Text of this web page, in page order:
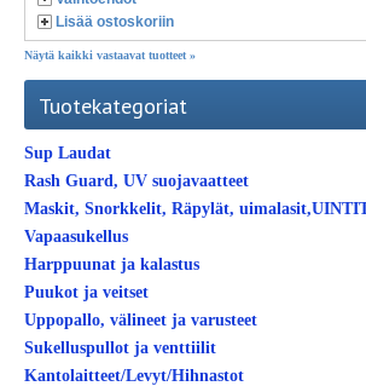
Lisää ostoskoriin
Näytä kaikki vastaavat tuotteet »
Tuotekategoriat
Sup Laudat
Rash Guard, UV suojavaatteet
Maskit, Snorkkelit, Räpylät,
Vapaasukellus
Harppuunat ja kalastus
Puukot ja veitset
Uppopallo, välineet ja varusteet
Sukelluspullot ja venttiilit
Kantolaitteet/Levyt/Hihnastot